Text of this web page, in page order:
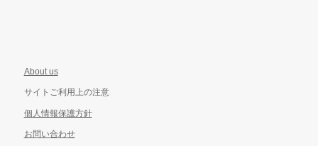
About us
サイトご利用上の注意
個人情報保護方針
お問い合わせ